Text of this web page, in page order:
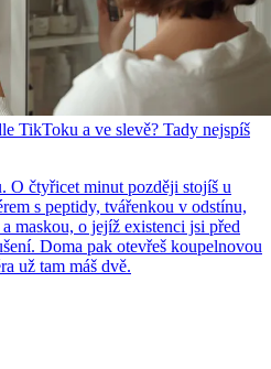
TikToku a ve slevě? Tady nejspíš
O čtyřicet minut později stojíš u
s peptidy, tvářenkou v odstínu,
maskou, o jejíž existenci jsi před
Doma pak otevřeš koupelnovou
už tam máš dvě.